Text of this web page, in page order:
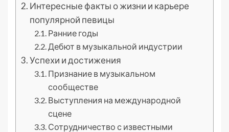
Интересные факты о жизни и карьере
популярной певицы
Ранние годы
Дебют в музыкальной индустрии
Успехи и достижения
Признание в музыкальном
сообществе
Выступления на международной
сцене
Сотрудничество с известными